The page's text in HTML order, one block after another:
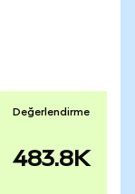
Değerlendirme
483.8K